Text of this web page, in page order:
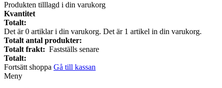
Produkten tilllagd i din varukorg
Kvantitet
Totalt:
Det är0 artiklar i din varukorg. Det är 1 artikel in din varukorg.
Totalt antal produkter:
Totalt frakt: Fastställs senare
Totalt:
Fortsätt shoppa Gå till kassan
Meny